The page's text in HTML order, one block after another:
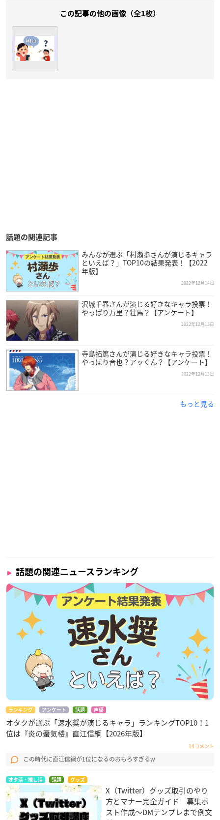
この記事の他の画像（全1枚）
話題の関連記事
みんなが選ぶ「村瀬歩さんが演じるキャラ
といえば？」TOP10の結果発表！【2022
年版】
2022年12月14日
沢城千春さんが演じる好きなキャラ投票！
やっぱり万里？壮馬？【アンケート】
2022年12月13日
寺島拓篤さんが演じる好きなキャラ投票！
やっぱり音也？アッくん？【アンケート】
2022年12月13日
もっと見る
話題の関連ニュースランキング
ランキング アンケート 話題 声優
オタクが選ぶ「速水奨が演じるキャラ」ランキングTOP10！1
位は『炎の蜃気楼』直江信綱【2026年版】
14コメント
この時代に直江信綱が1位になるのおもろすぎるw
オタ活・推し活 話題 グッズ
X（Twitter）グッズ取引のやり
方とマナー完全ガイド 募集ポ
スト作成〜DMテンプレまで例文